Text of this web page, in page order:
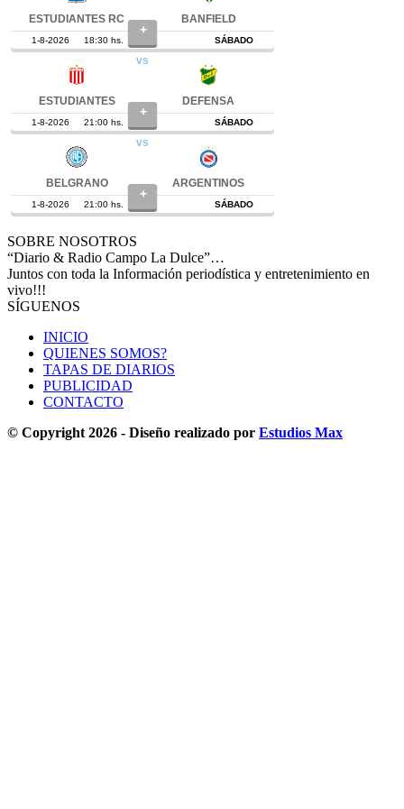
SOBRE NOSOTROS
“Diario & Radio Campo La Dulce”…
Juntos con toda la Información periodística y entretenimiento en
vivo!!!
SÍGUENOS
INICIO
QUIENES SOMOS?
TAPAS DE DIARIOS
PUBLICIDAD
CONTACTO
© Copyright 2026 - Diseño realizado por Estudios Max